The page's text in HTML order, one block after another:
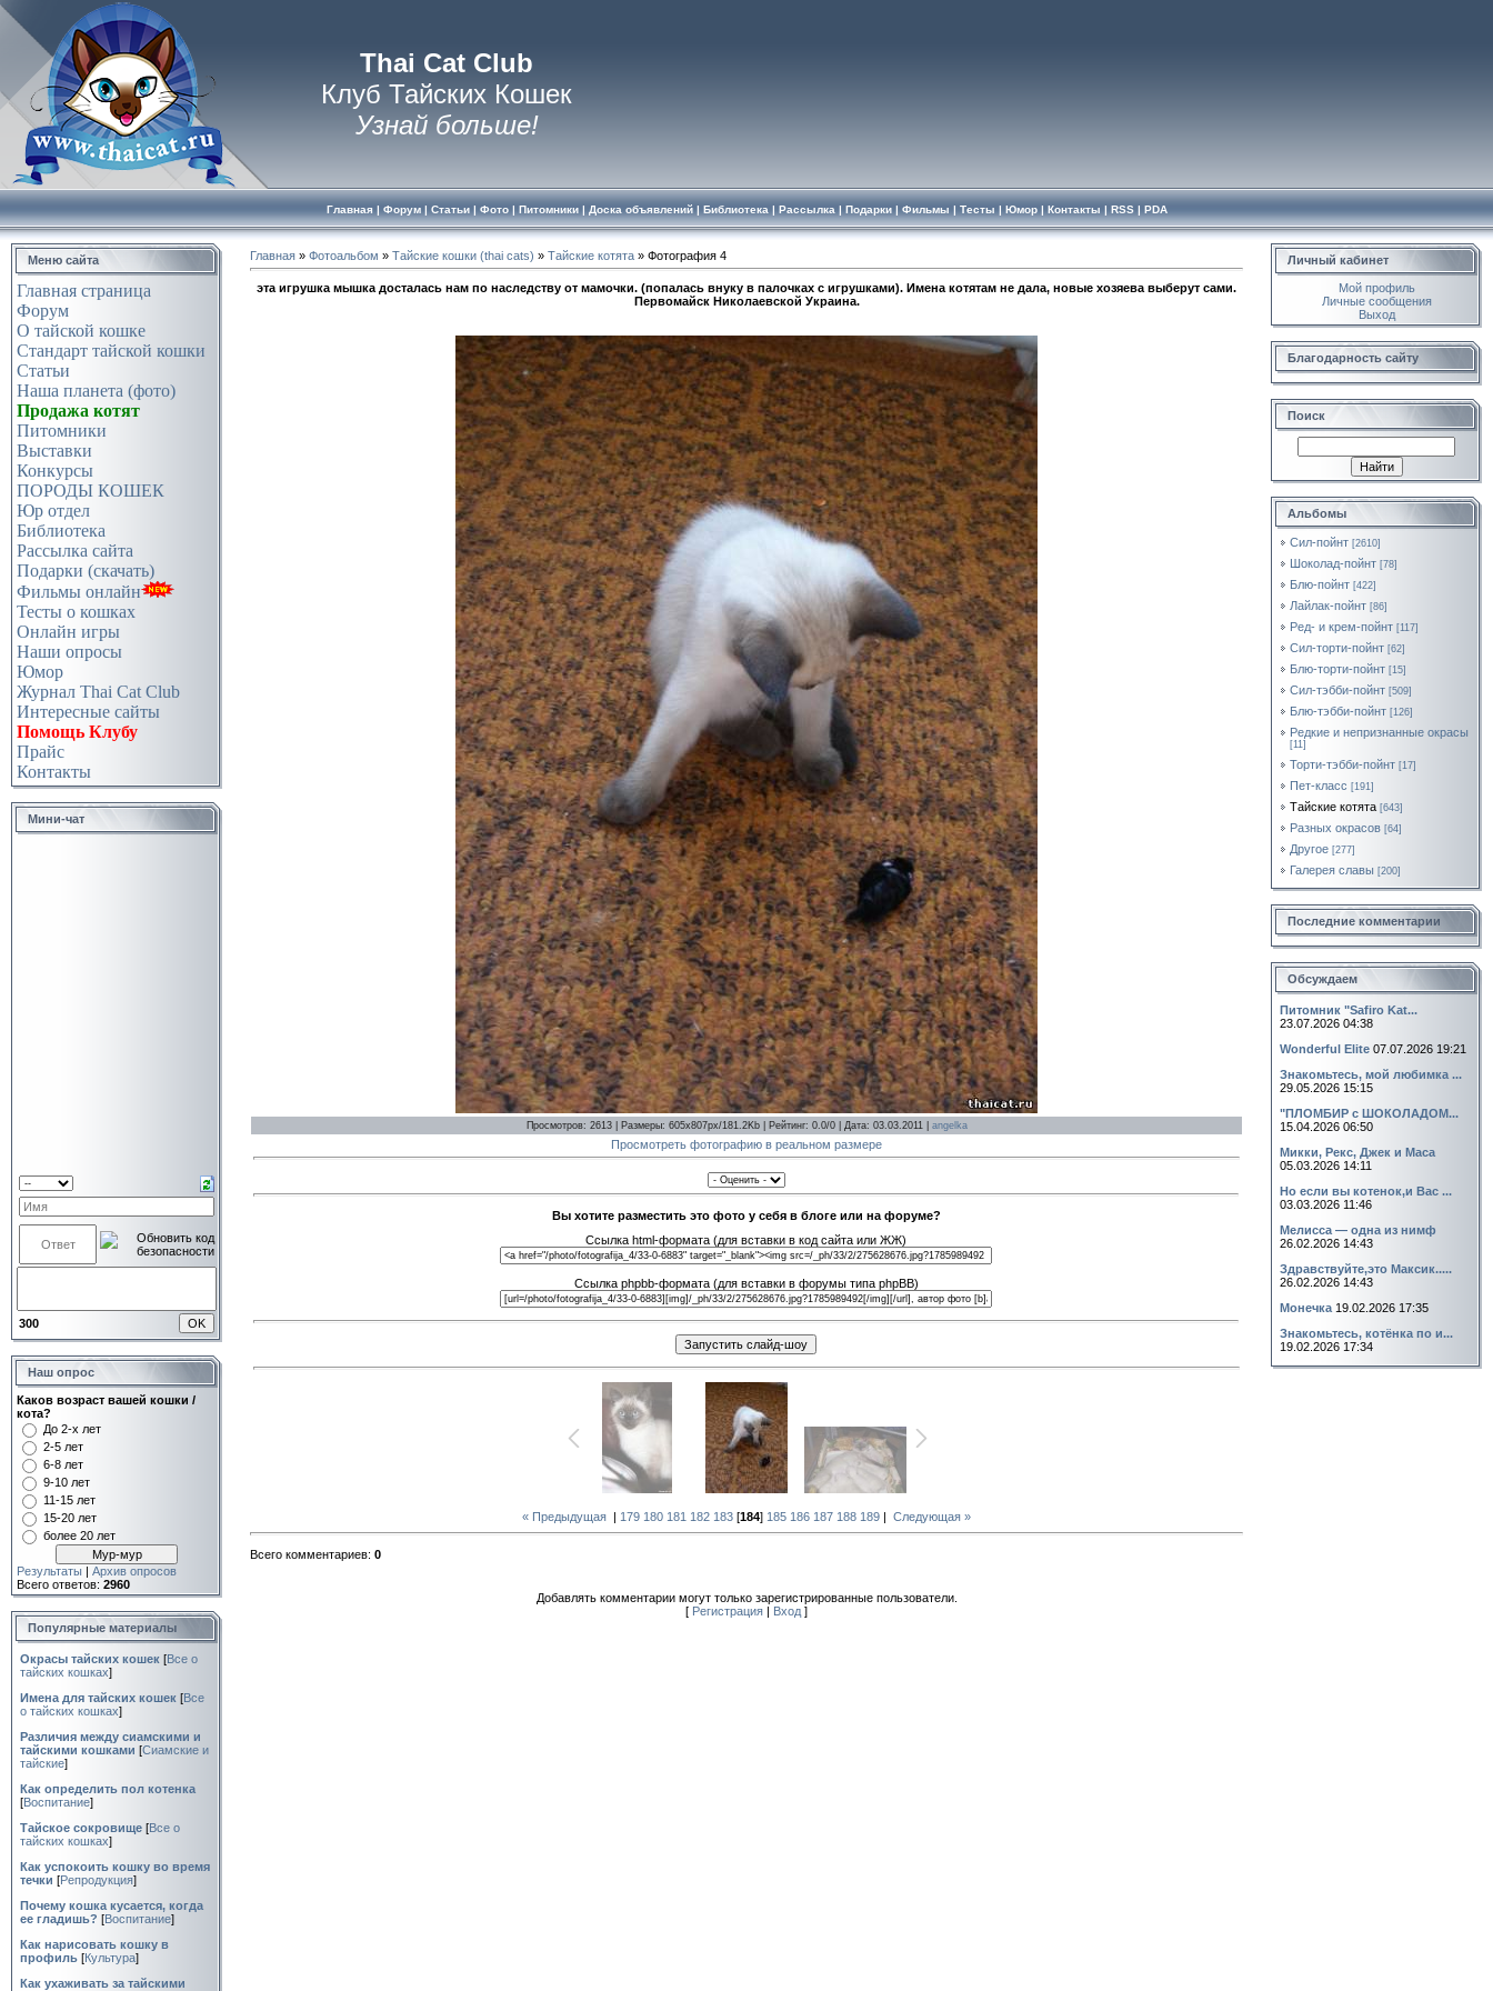
Thai Cat Club
Клуб Тайских Кошек
Узнай больше!
Главная| Форум| Статьи| Фото| Питомники| Доска объявлений| Библиотека | Рассылка | Подарки| Фильмы | Тесты | Юмор| Контакты | RSS| PDA
Меню сайта
Главная страница
Форум
О тайской кошке
Стандарт тайской кошки
Статьи
Наша планета (фото)
Продажа котят
Питомники
Выставки
Конкурсы
ПОРОДЫ КОШЕК
Юр отдел
Библиотека
Рассылка сайта
Подарки (скачать)
Фильмы онлайн
Тесты о кошках
Онлайн игры
Наши опросы
Юмор
Журнал Thai Cat Club
Интересные сайты
Помощь Клубу
Прайс
Контакты
Мини-чат
300
Наш опрос
Каков возраст вашей кошки /
кота?
До 2-х лет
2-5 лет
6-8 лет
9-10 лет
11-15 лет
15-20 лет
более 20 лет
Результаты | Архив опросов
Всего ответов: 2960
Популярные материалы
Окрасы тайских кошек [Все о
тайских кошках]
Имена для тайских кошек [Все
о тайских кошках]
Различия между сиамскими и
тайскими кошками [Сиамские и
тайские]
Как определить пол котенка
[Воспитание]
Тайское сокровище [Все о
тайских кошках]
Как успокоить кошку во время
течки [Репродукция]
Почему кошка кусается, когда
ее гладишь? [Воспитание]
Как нарисовать кошку в
профиль [Культура]
Как ухаживать за тайскими
Главная » Фотоальбом » Тайские кошки (thai cats) » Тайские котята » Фотография 4
эта игрушка мышка досталась нам по наследству от мамочки. (попалась внуку в палочках с игрушками). Имена котятам не дала, новые хозяева выберут сами.
Первомайск Николаевской Украина.
Просмотров: 2613 | Размеры: 605x807px/181.2Kb | Рейтинг: 0.0/0 | Дата: 03.03.2011 | angelka
Просмотреть фотографию в реальном размере
Вы хотите разместить это фото у себя в блоге или на форуме?
Ссылка html-формата (для вставки в код сайта или ЖЖ)
Ссылка phpbb-формата (для вставки в форумы типа phpBB)
« Предыдущая | 179 180 181 182 183 [184] 185 186 187 188 189 | Следующая »
Всего комментариев: 0
Добавлять комментарии могут только зарегистрированные пользователи.
[ Регистрация Вход ]
Личный кабинет
Мой профиль
Личные сообщения
Выход
Благодарность сайту
Поиск
Альбомы
Сил-пойнт [2610]
Шоколад-пойнт [78]
Блю-пойнт [422]
Лайлак-пойнт [86]
Ред- и крем-пойнт [117]
Сил-торти-пойнт [62]
Блю-торти-пойнт [15]
Сил-тэбби-пойнт [509]
Блю-тэбби-пойнт [126]
Редкие и непризнанные окрасы
[11]
Торти-тэбби-пойнт [17]
Пет-класс [191]
Тайские котята [643]
Разных окрасов [64]
Другое [277]
Галерея славы [200]
Последние комментарии
Обсуждаем
Питомник "Safiro Kat...
23.07.2026 04:38
Wonderful Elite 07.07.2026 19:21
Знакомьтесь, мой любимка ...
29.05.2026 15:15
"ПЛОМБИР с ШОКОЛАДОМ...
15.04.2026 06:50
Микки, Рекс, Джек и Маса
05.03.2026 14:11
Но если вы котенок,и Вас ...
03.03.2026 11:46
Мелисса — одна из нимф
26.02.2026 14:43
Здравствуйте,это Максик.....
26.02.2026 14:43
Монечка 19.02.2026 17:35
Знакомьтесь, котёнка по и...
19.02.2026 17:34